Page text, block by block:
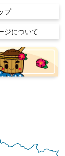
プ
ジについて